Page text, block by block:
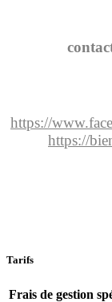
https://
https://
Tarifs
Frais de gestion